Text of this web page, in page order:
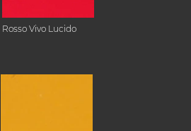
Rosso Vivo Lucido